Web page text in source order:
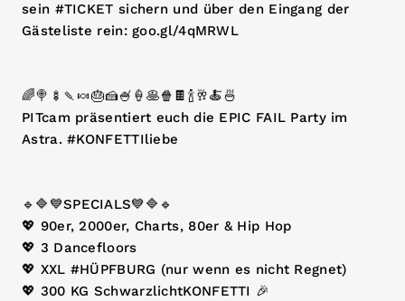
sein #TICKET sichern und über den Eingang der
Gästeliste rein: goo.gl/4qMRWL
🌈🍭🍢🍡🍬🎂🍰🍧🍦🥞🍿🍫🍾🥂🍝🍜
PITcam präsentiert euch die EPIC FAIL Party im
Astra. #KONFETTIliebe
🔹🔷💙SPECIALS💙🔷🔹
💖 90er, 2000er, Charts, 80er & Hip Hop
💖 3 Dancefloors
💖 XXL #HÜPFBURG (nur wenn es nicht Regnet)
💖 300 KG SchwarzlichtKONFETTI ️🎉